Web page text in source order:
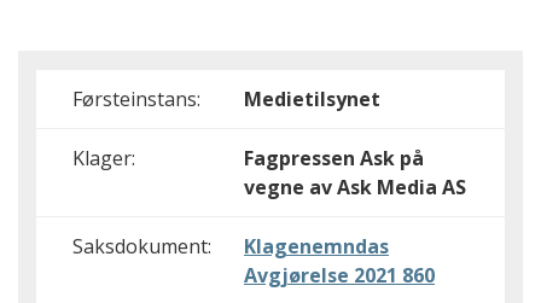
Førsteinstans: Medietilsynet
Klager:
Fagpressen Ask på
vegne av Ask Media AS
Saksdokument:
Klagenemndas
Avgjørelse 2021 860